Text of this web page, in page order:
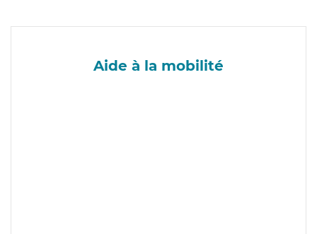
Aide à la mobilité